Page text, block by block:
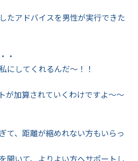
たアドバイスを男性が実行できた
・
にしてくれるんだ～！！
が加算されていくわけですよ～～
て、距離が縮めれない方もいらっ
聞いて、よりよい方へサポートし